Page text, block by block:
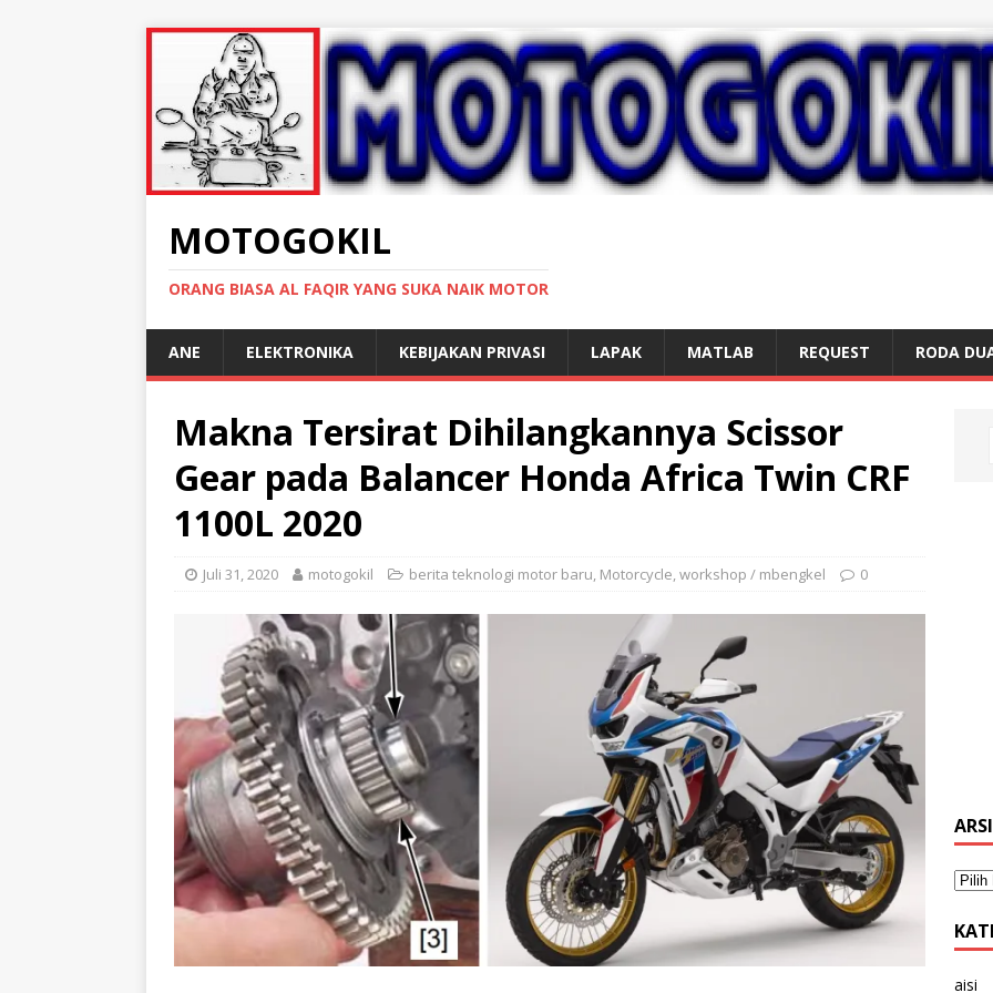
MOTOGOKIL
ORANG BIASA AL FAQIR YANG SUKA NAIK MOTOR
ANE ELEKTRONIKA KEBIJAKAN PRIVASI LAPAK MATLAB REQUEST RODA
Makna Tersirat Dihilangkannya Scissor
Gear pada Balancer Honda Africa Twin CRF
1100L 2020
Juli 31, 2020 motogokil berita teknologi motor baru, Motorcycle,workshop / mbengkel 0
aisi